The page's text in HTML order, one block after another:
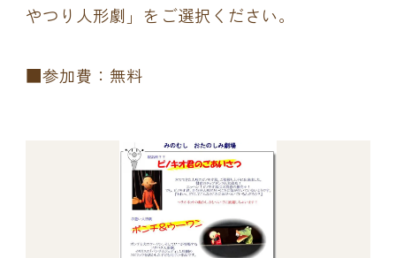
やつり人形劇」をご選択ください。
■参加費：無料